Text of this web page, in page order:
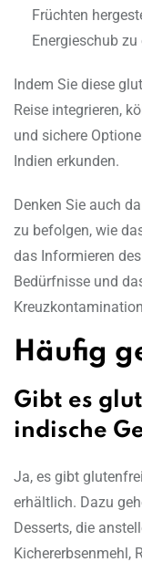
Früchten
Energieschub zu
Indem Sie diese
Reise integrieren,
und sichere
Indien erkunden.
Denken Sie auch
zu befolgen, wie
das Informieren
Bedürfnisse und
Häufig
Gibt es
indische
Ja, es gibt
erhältlich. Dazu
Desserts, die
Kichererbsenmehl,